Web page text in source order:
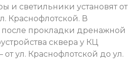
и светильники установят от
Краснофлотской. В
прокладки дренажной
сквера у КЦ
ул. Краснофлотской до ул.